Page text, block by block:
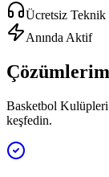
Ücretsiz Teknik
Anında Aktif
Basketbol Kulüpleri
keşfedin.